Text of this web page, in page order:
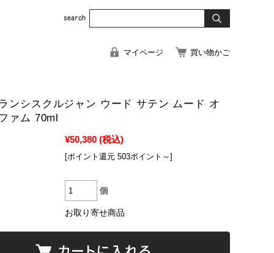
マイページ 買い物かご
ンシスクルジャン ウード サテン ムード オ
ァム 70ml
¥50,380 (税込)
[ポイント還元 503ポイント～]
個
お取り寄せ商品